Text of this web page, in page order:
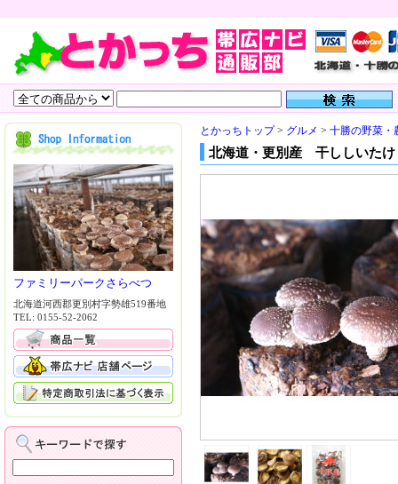
とかっちトップ> グルメ > 十勝の野菜・
北海道・更別産 干ししいたけ
ファミリーパークさらべつ
北海道河西郡更別村字勢雄519番地
TEL: 0155-52-2062